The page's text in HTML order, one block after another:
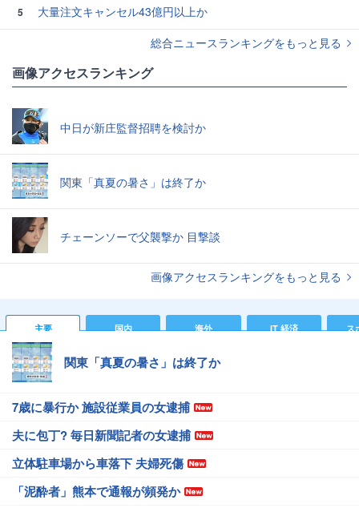
5
大量注文キャンセル43億円以上か
総合ニュースランキングをもっと見る
画像アクセスランキング
中日が新庄監督招聘を検討か
関東「真夏の暑さ」は終了か
チェーンソーで父襲撃か 目撃談
画像アクセスランキングをもっと見る
主要 国内 海外 IT 経済 ス
関東「真夏の暑さ」は終了か
7歳に暴行か 施設従業員の女逮捕
夫に包丁? 毎日新聞記者の女逮捕
立体駐車場から車落下 夫婦死傷
「泥酔者」熊本で通報が頻発か